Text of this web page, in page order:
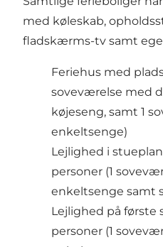
med køleskab,
fladskærms-tv samt
Feriehus med
soveværelse med
køjeseng, samt 1
enkeltsenge)
Lejlighed i
personer (1
enkeltsenge samt
Lejlighed på første
personer (1